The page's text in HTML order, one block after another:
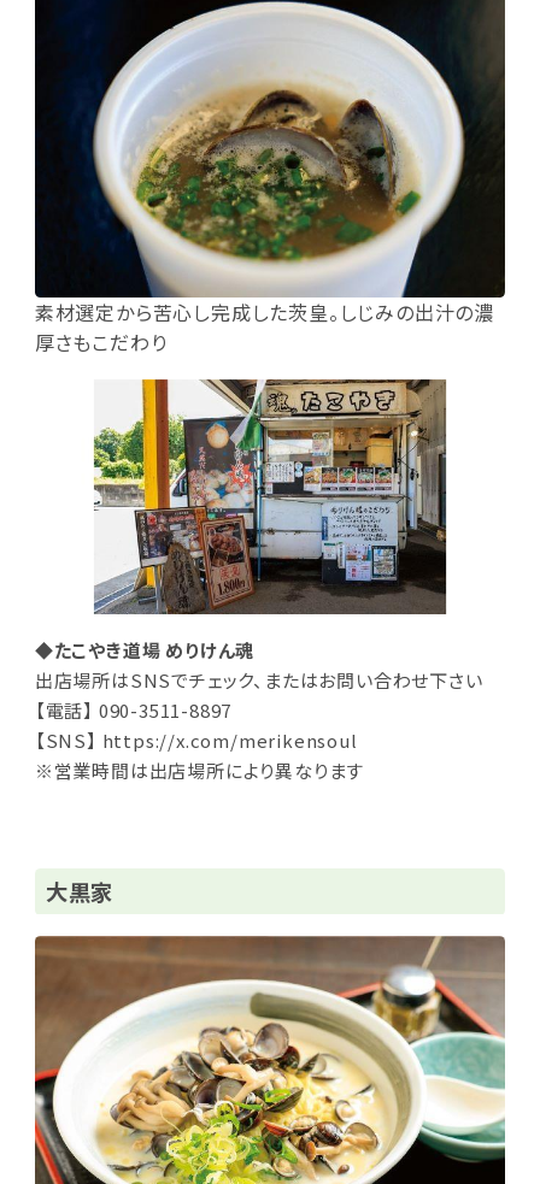
素材選定から苦心し完成した茨皇。しじみの出汁の濃
厚さもこだわり
◆たこやき道場 めりけん魂
出店場所はSNSでチェック、またはお問い合わせ下さい
【電話】 090-3511-8897
【SNS】 https://x.com/merikensoul
※営業時間は出店場所により異なります
大黒家